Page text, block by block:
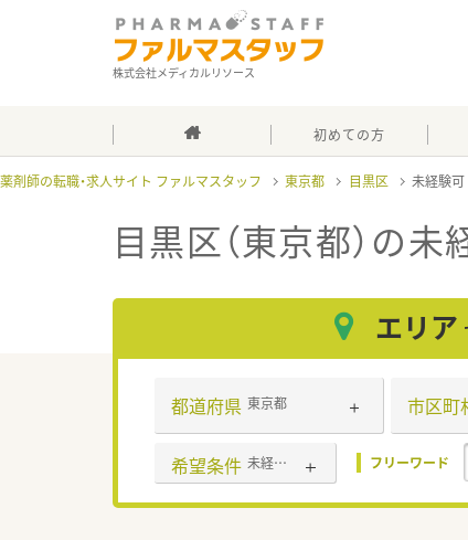
株式会社メディカルリソース
初めての方
薬剤師の転職・求人サイト ファルマスタッフ 東京都 目黒区 未経験可
目黒区（東京都）の未
エリア
都道府県 東京都 市区町
希望条件 未経験可 フリーワード